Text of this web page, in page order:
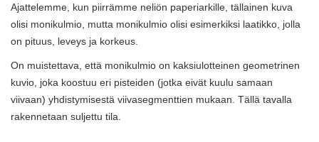
Ajattelemme, kun piirrämme neliön paperiarkille, tällainen kuva
olisi monikulmio, mutta monikulmio olisi esimerkiksi laatikko, jolla
on pituus, leveys ja korkeus.
On muistettava, että monikulmio on kaksiulotteinen geometrinen
kuvio, joka koostuu eri pisteiden (jotka eivät kuulu samaan
viivaan) yhdistymisestä viivasegmenttien mukaan. Tällä tavalla
rakennetaan suljettu tila.